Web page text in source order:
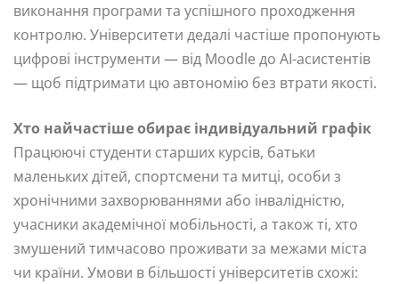
виконання програми та успішного проходження
контролю. Університети дедалі частіше пропонують
цифрові інструменти — від Moodle до AI-асистентів
— щоб підтримати цю автономію без втрати якості.
Хто найчастіше обирає індивідуальний графік
Працюючі студенти старших курсів, батьки
маленьких дітей, спортсмени та митці, особи з
хронічними захворюваннями або інвалідністю,
учасники академічної мобільності, а також ті, хто
змушений тимчасово проживати за межами міста
чи країни. Умови в більшості університетів схожі: